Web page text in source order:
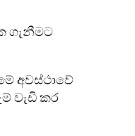
ගැනීමට
අවස්ථාවේ
වැඩි කර